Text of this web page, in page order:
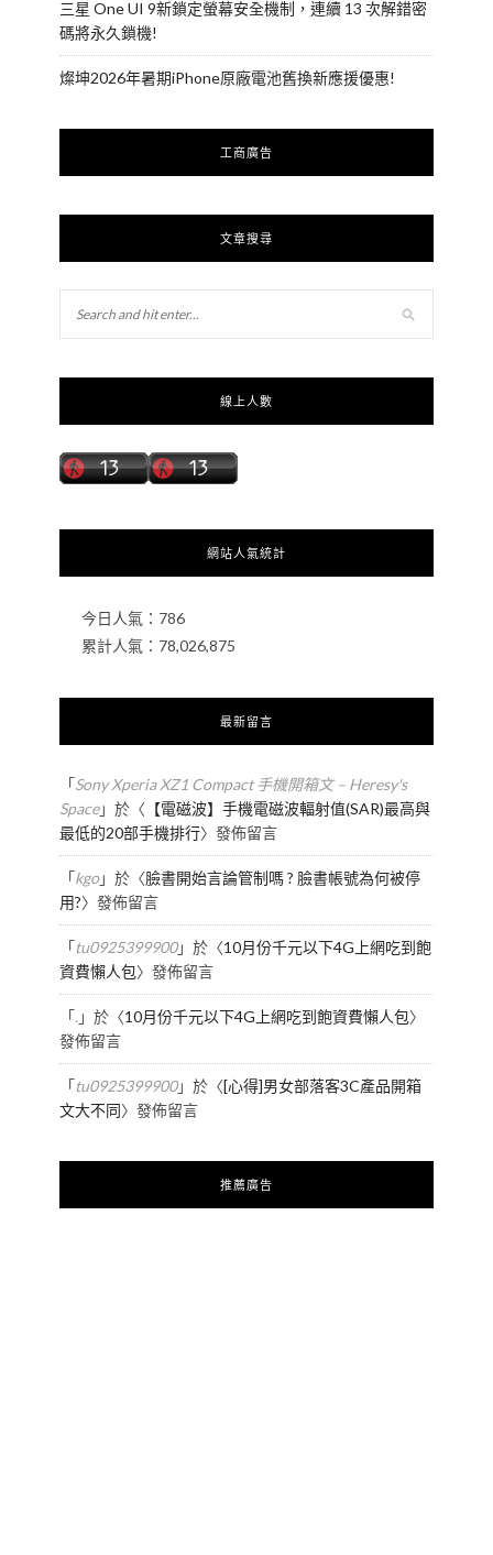
三星 One UI 9新鎖定螢幕安全機制，連續 13 次解錯密
碼將永久鎖機!
燦坤2026年暑期iPhone原廠電池舊換新應援優惠!
工商廣告
文章搜尋
線上人數
網站人氣統計
今日人氣： 786
累計人氣： 78,026,875
最新留言
「Sony Xperia XZ1 Compact 手機開箱文 – Heresy's
Space」於〈 【電磁波】手機電磁波輻射值(SAR)最高與
最低的20部手機排行〉發佈留言
「kgo」於〈臉書開始言論管制嗎 ? 臉書帳號為何被停
用?〉發佈留言
「tu0925399900」於〈10月份千元以下4G上網吃到飽
資費懶人包〉發佈留言
「.」於〈10月份千元以下4G上網吃到飽資費懶人包〉
發佈留言
「tu0925399900」於〈[心得]男女部落客3C產品開箱
文大不同〉發佈留言
推薦廣告